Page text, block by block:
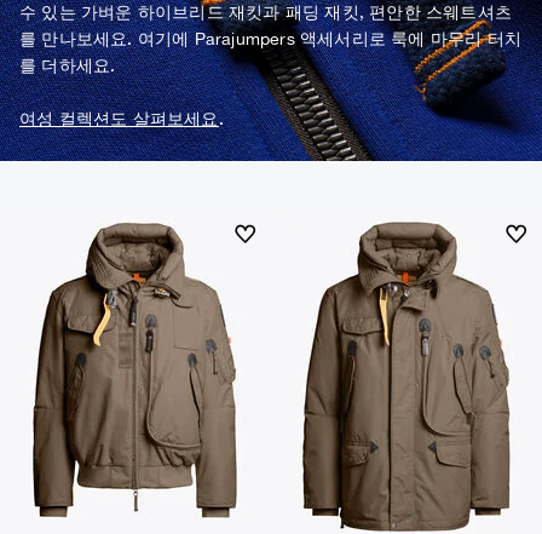
다운-재킷
Hybrids
보머 재킷
재킷
바지
오버셔츠
베스트
남성 수영 반바지
파카 재킷
남성 가방 & 백팩
모자
Masterpiece
Icons
Invisible Cities
Bluemoon The Crew
Anthony Bogdan
재킷
다운-재킷
Hybrids
탑 & 티셔츠
니트웨어
바지
베스트
파카
전체 보기
가방
모자
Masterpiece
Icons
Everyday Wear
Rescue
Travel
Anthony Bogdan
할인
전체 보기
액세서리
Journal
Saving the Pallas' cat
Voices from an Icy Coast
Wiggo Antonsen
Heidi Sevestre
Login
Wishlist
Customer Service
언어: 한국
수 있는 가벼운 하이브리드 재킷과 패딩 재킷, 편안한 스웨트셔츠
를 만나보세요. 여기에 Parajumpers 액세서리로 룩에 마무리 터치
를 더하세요.
여성 컬렉션도 살펴보세요.
NEW ARRIVALS NEW ARRIVALS